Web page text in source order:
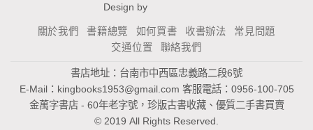
Design by
關於我們 書籍總覽 如何買書 收書辦法
常見問題
交通位置
聯絡我們
書店地址：台南市中西區忠義路二段6號
E-Mail： kingbooks1953@gmail.com 客服電話：0956-100-705
金萬字書店 - 60年老字號，珍版古書收藏、優質二手書買賣
© 2019 All Rights Reserved.